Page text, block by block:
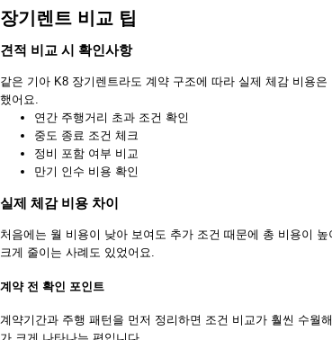
장기렌트 비교 팁
견적 비교 시 확인사항
같은 기아 K8 장기렌트라도 계약 구조에 따라 실제 체감 비용
했어요.
연간 주행거리 초과 조건 확인
중도 종료 조건 체크
정비 포함 여부 비교
만기 인수 비용 확인
실제 체감 비용 차이
처음에는 월 비용이 낮아 보여도 추가 조건 때문에 총 비용이
크게 줄이는 사례도 있었어요.
계약 전 확인 포인트
계약기간과 주행 패턴을 먼저 정리하면 조건 비교가 훨씬 수월